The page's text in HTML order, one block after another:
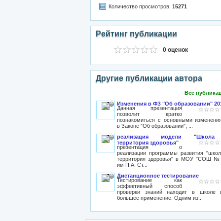
Количество просмотров: 15271
Рейтинг публикации
0 оценок
Другие публикации автора
Все
Изменения в ФЗ "Об образовании"
Данная презентация
позволит кратко
познакомиться с основными
в Законе "Об образовании", ...
реализация модели
территория здоровья"
презентация о
реализации программы развития
территория здоровья" в МОУ "СОШ №
им П.А. Ст...
Дистанционное тестирование
Тестирование как
эффективный способ
проверки знаний находит в школе
большее применение. Одним из...